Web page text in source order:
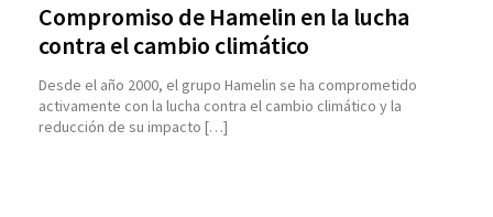
Compromiso de Hamelin en la lucha
contra el cambio climático
Desde el año 2000, el grupo Hamelin se ha comprometido
activamente con la lucha contra el cambio climático y la
reducción de su impacto […]